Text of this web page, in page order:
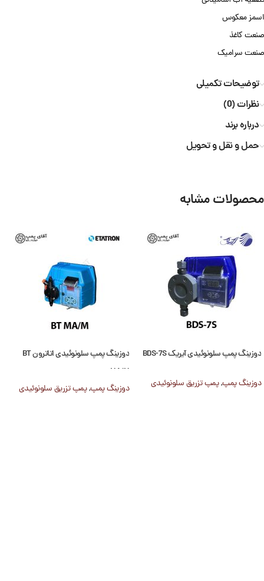
اسمز معکوس
صنعت کاغذ
صنعت سرامیک
توضیحات تکمیلی
نظرات (0)
درباره برند
حمل و نقل و تحویل
محصولات مشابه
دوزینگ پمپ سلونوئیدی آیریک BDS-7S
دوزینگ پمپ,پمپ تزریق سلونوئیدی
دوزینگ پمپ سلونوئیدی اتاترون BT
MA/M
دوزینگ پمپ,پمپ تزریق سلونوئیدی